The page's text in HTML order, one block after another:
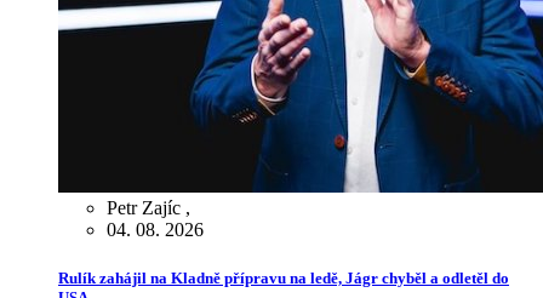
Petr Zajíc ,
04. 08. 2026
Rulík zahájil na Kladně přípravu na ledě, Jágr chyběl a odletěl do